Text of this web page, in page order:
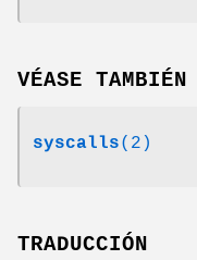
VÉASE TAMBIÉN
syscalls(2)
TRADUCCIÓN